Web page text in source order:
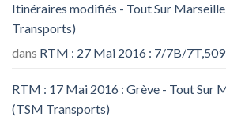
Itinéraires modifiés - Tout Sur
Transports)
dans RTM : 27 Mai 2016 : 7/7B/
RTM : 17 Mai 2016 : Grève - Tout Sur
(TSM Transports)